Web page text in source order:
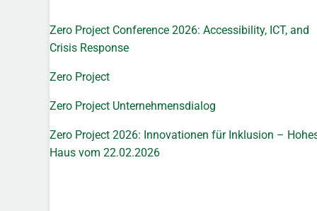
Zero Project Conference 2026: Accessibility, ICT, and
Crisis Response
Zero Project
Zero Project Unternehmensdialog
Zero Project 2026: Innovationen für Inklusion –
Haus vom 22.02.2026